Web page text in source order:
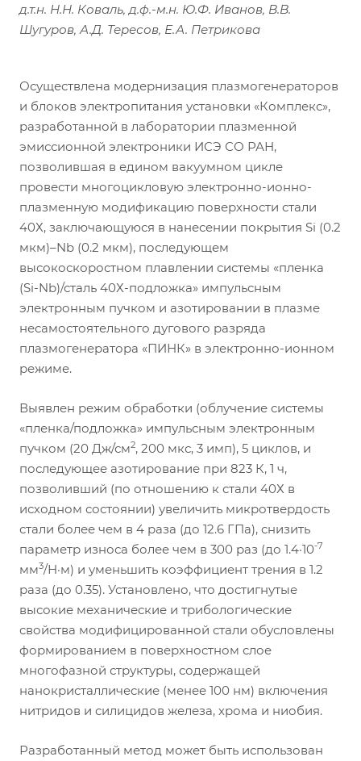
д.т.н. Н.Н. Коваль, д.ф.-м.н. Ю.Ф. Иванов, В.В.
Шугуров, А.Д. Тересов, Е.А. Петрикова
Осуществлена модернизация плазмогенераторов
и блоков электропитания установки «Комплекс»,
разработанной в лаборатории плазменной
эмиссионной электроники ИСЭ СО РАН,
позволившая в едином вакуумном цикле
провести многоцикловую электронно-ионно-
плазменную модификацию поверхности стали
40Х, заключающуюся в нанесении покрытия Si (0.2
мкм)–Nb (0.2 мкм), последующем
высокоскоростном плавлении системы «пленка
(Si-Nb)/сталь 40Х-подложка» импульсным
электронным пучком и азотировании в плазме
несамостоятельного дугового разряда
плазмогенератора «ПИНК» в электронно-ионном
режиме.
Выявлен режим обработки (облучение системы
«пленка/подложка» импульсным электронным
пучком (20 Дж/см2, 200 мкс, 3 имп), 5 циклов, и
последующее азотирование при 823 К, 1 ч,
позволивший (по отношению к стали 40Х в
исходном состоянии) увеличить микротвердость
стали более чем в 4 раза (до 12.6 ГПа), снизить
параметр износа более чем в 300 раз (до 1.4·10-7
мм3/Н·м) и уменьшить коэффициент трения в 1.2
раза (до 0.35). Установлено, что достигнутые
высокие механические и трибологические
свойства модифицированной стали обусловлены
формированием в поверхностном слое
многофазной структуры, содержащей
нанокристаллические (менее 100 нм) включения
нитридов и силицидов железа, хрома и ниобия.
Разработанный метод может быть использован